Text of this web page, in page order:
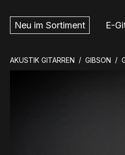
Neu im Sortiment E-
AKUSTIK GITARREN GIBSON